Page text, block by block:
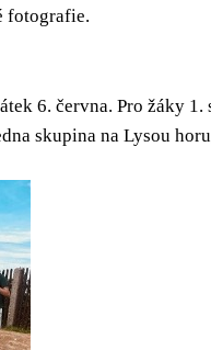
fotografie.
6. června. Pro žáky
skupina na Lysou